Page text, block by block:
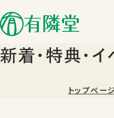
新着･特典･イ
トップペー